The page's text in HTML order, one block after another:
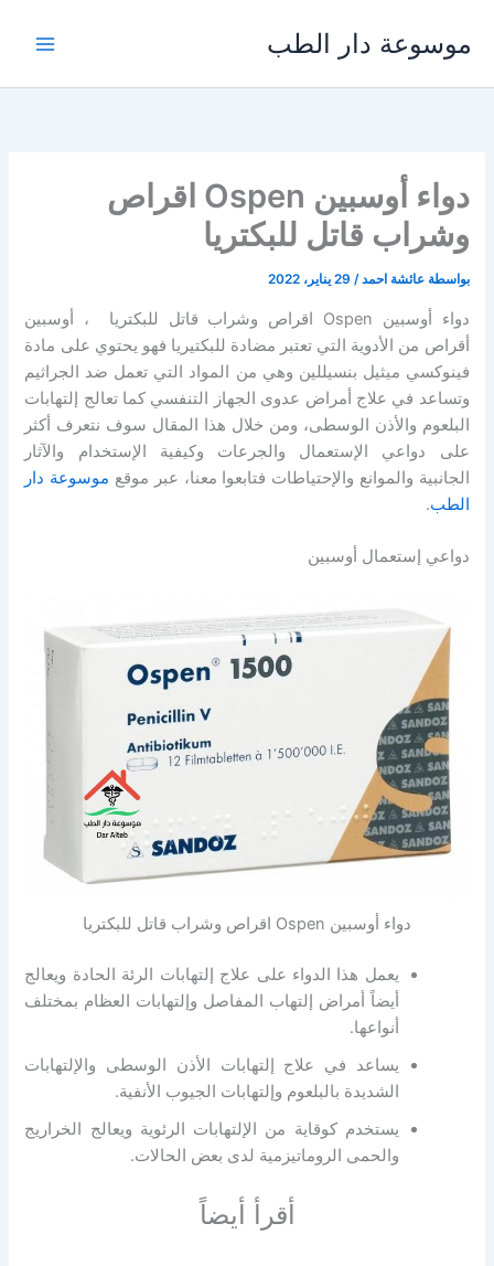
المحتوى
موسوعة دار الطب
دواء أوسبين Ospen اقراص
وشراب قاتل للبكتريا
بواسطة عائشة احمد/ 29 يناير، 2022
دواء أوسبين Ospen اقراص وشراب قاتل للبكتريا ، أوسبين
أقراص من الأدوية التي تعتبر مضادة للبكتيريا فهو يحتوي على مادة
فينوكسي ميثيل بنسيللين وهي من المواد التي تعمل ضد الجراثيم
وتساعد في علاج أمراض عدوى الجهاز التنفسي كما تعالج إلتهابات
البلعوم والأذن الوسطى، ومن خلال هذا المقال سوف نتعرف أكثر
على دواعي الإستعمال والجرعات وكيفية الإستخدام والآثار
الجانبية والموانع والإحتياطات فتابعوا معنا، عبر موقع موسوعة دار
الطب.
دواعي إستعمال أوسبين
دواء أوسبين Ospen اقراص وشراب قاتل للبكتريا
يعمل هذا الدواء على علاج إلتهابات الرئة الحادة ويعالج
أيضاً أمراض إلتهاب المفاصل وإلتهابات العظام بمختلف
أنواعها.
يساعد في علاج إلتهابات الأذن الوسطى والإلتهابات
الشديدة بالبلعوم وإلتهابات الجيوب الأنفية.
يستخدم كوقاية من الإلتهابات الرئوية ويعالج الخراريج
والحمى الروماتيزمية لدى بعض الحالات.
أقرأ أيضاً